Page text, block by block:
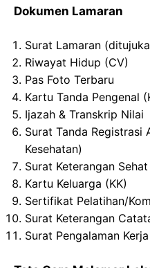
Dokumen Lamaran
Surat Lamaran (
Riwayat Hidup (CV)
Pas Foto Terbaru
Kartu Tanda Pengenal
Ijazah & Transkrip Nilai
Surat Tanda Registrasi
Kesehatan)
Surat Keterangan Sehat
Kartu Keluarga (KK)
Sertifikat Pelatihan/
Surat Keterangan
Surat Pengalaman Kerja